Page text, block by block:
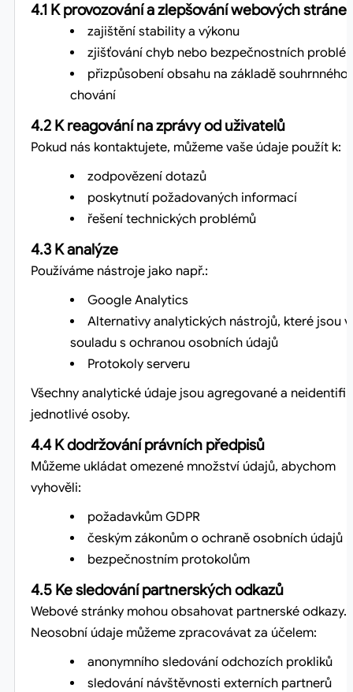
4.1 K provozování a zlepšování webových
zajištění stability a výkonu
zjišťování chyb nebo bezpečnostních
přizpůsobení obsahu na základě souhrnného
chování
4.2 K reagování na zprávy od uživatelů
Pokud nás kontaktujete, můžeme vaše údaje použít k:
zodpovězení dotazů
poskytnutí požadovaných informací
řešení technických problémů
4.3 K analýze
Používáme nástroje jako např.:
Google Analytics
Alternativy analytických nástrojů, které jsou v
souladu s ochranou osobních údajů
Protokoly serveru
Všechny analytické údaje jsou agregované a
jednotlivé osoby.
4.4 K dodržování právních předpisů
Můžeme ukládat omezené množství údajů, abychom
vyhověli:
požadavkům GDPR
českým zákonům o ochraně osobních údajů
bezpečnostním protokolům
4.5 Ke sledování partnerských odkazů
Webové stránky mohou obsahovat partnerské odkazy.
Neosobní údaje můžeme zpracovávat za účelem:
anonymního sledování odchozích prokliků
sledování návštěvnosti externích partnerů